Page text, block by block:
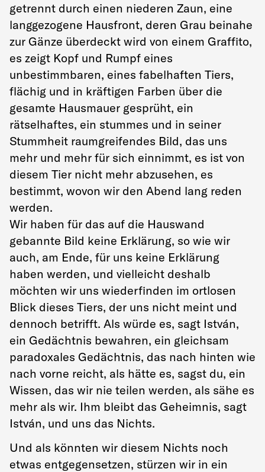
getrennt durch einen niederen Zaun, eine
langgezogene Hausfront, deren Grau beinahe
zur Gänze überdeckt wird von einem Graffito,
es zeigt Kopf und Rumpf eines
unbestimmbaren, eines fabelhaften Tiers,
flächig und in kräftigen Farben über die
gesamte Hausmauer gesprüht, ein
rätselhaftes, ein stummes und in seiner
Stummheit raumgreifendes Bild, das uns
mehr und mehr für sich einnimmt, es ist von
diesem Tier nicht mehr abzusehen, es
bestimmt, wovon wir den Abend lang reden
werden.
Wir haben für das auf die Hauswand
gebannte Bild keine Erklärung, so wie wir
auch, am Ende, für uns keine Erklärung
haben werden, und vielleicht deshalb
möchten wir uns wiederfinden im ortlosen
Blick dieses Tiers, der uns nicht meint und
dennoch betrifft. Als würde es, sagt István,
ein Gedächtnis bewahren, ein gleichsam
paradoxales Gedächtnis, das nach hinten wie
nach vorne reicht, als hätte es, sagst du, ein
Wissen, das wir nie teilen werden, als sähe es
mehr als wir. Ihm bleibt das Geheimnis, sagt
István, und uns das Nichts.
Und als könnten wir diesem Nichts noch
etwas entgegensetzen, stürzen wir in ein